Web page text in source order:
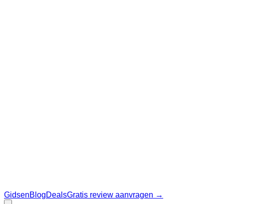
GidsenBlogDealsGratis review aanvragen →